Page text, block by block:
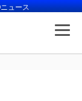
ュース